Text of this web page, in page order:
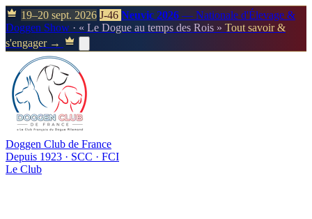
19–20 sept. 2026 J-46 Neuvic 2026 — Nationale d'Élevage &
Doggen Show · « Le Dogue au temps des Rois » Tout savoir &
s'engager →
Doggen Club de France
Depuis 1923 · SCC · FCI
Le Club